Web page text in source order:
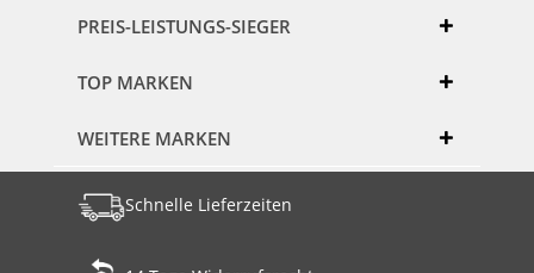
PREIS-LEISTUNGS-SIEGER
TOP MARKEN
WEITERE MARKEN
Schnelle Lieferzeiten